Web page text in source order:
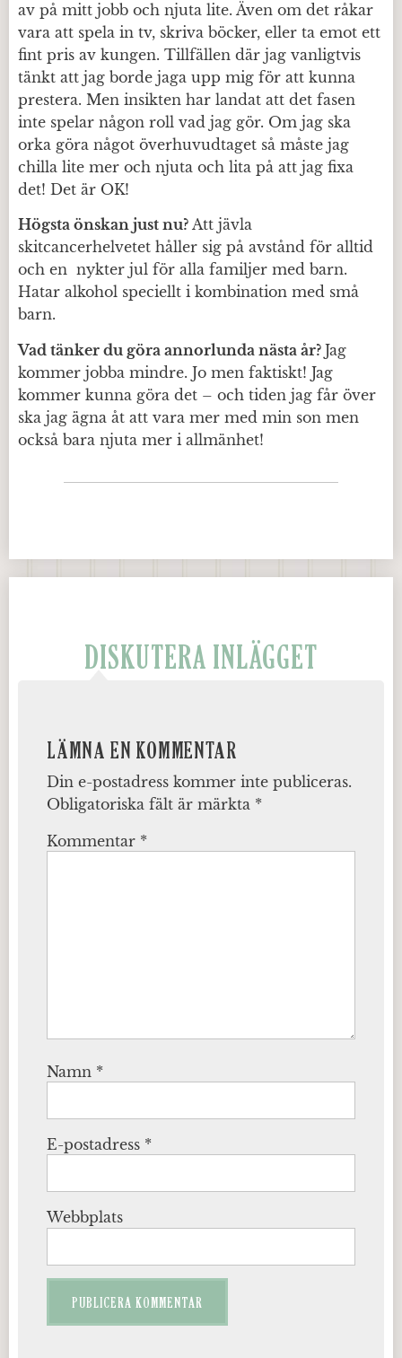
av på mitt jobb och njuta lite. Även om det råkar
vara att spela in tv, skriva böcker, eller ta emot ett
fint pris av kungen. Tillfällen där jag vanligtvis
tänkt att jag borde jaga upp mig för att kunna
prestera. Men insikten har landat att det fasen
inte spelar någon roll vad jag gör. Om jag ska
orka göra något överhuvudtaget så måste jag
chilla lite mer och njuta och lita på att jag fixa
det! Det är OK!
Högsta önskan just nu? Att jävla
skitcancerhelvetet håller sig på avstånd för alltid
och en nykter jul för alla familjer med barn.
Hatar alkohol speciellt i kombination med små
barn.
Vad tänker du göra annorlunda nästa år? Jag
kommer jobba mindre. Jo men faktiskt! Jag
kommer kunna göra det – och tiden jag får över
ska jag ägna åt att vara mer med min son men
också bara njuta mer i allmänhet!
DISKUTERA INLÄGGET
LÄMNA EN KOMMENTAR
Din e-postadress kommer inte publiceras.
Obligatoriska fält är märkta *
Kommentar *
Namn *
E-postadress *
Webbplats